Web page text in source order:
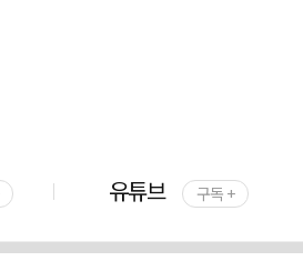
유튜브 구독 +